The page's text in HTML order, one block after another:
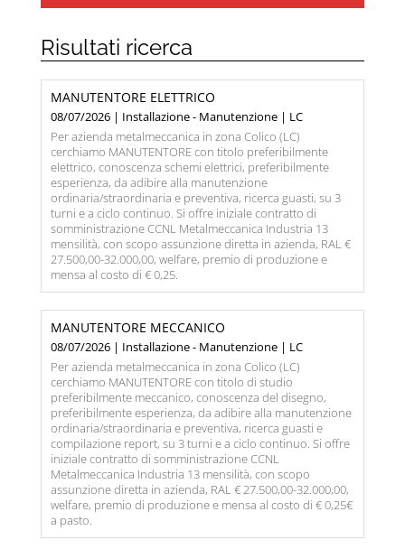
Risultati ricerca
MANUTENTORE ELETTRICO
08/07/2026 | Installazione - Manutenzione | LC
Per azienda metalmeccanica in zona Colico (LC)
cerchiamo MANUTENTORE con titolo preferibilmente
elettrico, conoscenza schemi elettrici, preferibilmente
esperienza, da adibire alla manutenzione
ordinaria/straordinaria e preventiva, ricerca guasti, su 3
turni e a ciclo continuo. Si offre iniziale contratto di
somministrazione CCNL Metalmeccanica Industria 13
mensilità, con scopo assunzione diretta in azienda, RAL €
27.500,00-32.000,00, welfare, premio di produzione e
mensa al costo di € 0,25.
MANUTENTORE MECCANICO
08/07/2026 | Installazione - Manutenzione | LC
Per azienda metalmeccanica in zona Colico (LC)
cerchiamo MANUTENTORE con titolo di studio
preferibilmente meccanico, conoscenza del disegno,
preferibilmente esperienza, da adibire alla manutenzione
ordinaria/straordinaria e preventiva, ricerca guasti e
compilazione report, su 3 turni e a ciclo continuo. Si offre
iniziale contratto di somministrazione CCNL
Metalmeccanica Industria 13 mensilità, con scopo
assunzione diretta in azienda, RAL € 27.500,00-32.000,00,
welfare, premio di produzione e mensa al costo di € 0,25€
a pasto.